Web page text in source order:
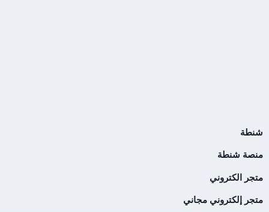
شنطة
منصة شنطة
متجر الكتروني
متجر إلكتروني مجاني